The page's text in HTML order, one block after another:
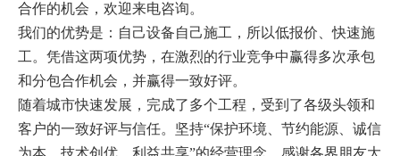
合作的机会，欢迎来电咨询。
我们的优势是：自己设备自己施工，所以低报价、快速施
工。凭借这两项优势，在激烈的行业竞争中赢得多次承包
和分包合作机会，并赢得一致好评。
随着城市快速发展，完成了多个工程，受到了各级头领和
客户的一致好评与信任。坚持“保护环境、节约能源、诚信
为本、技术创优、利益共享”的经营理念。感谢各界朋友大